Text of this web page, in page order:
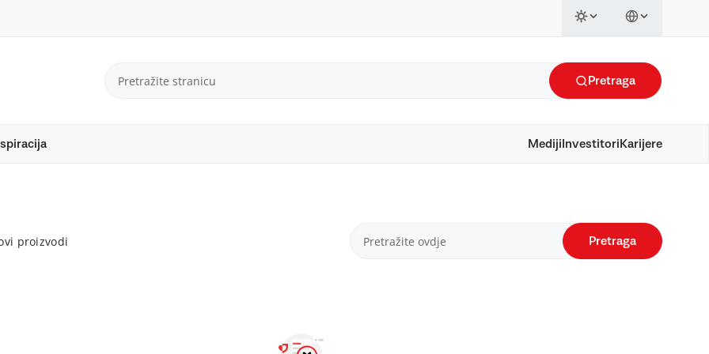
Pretraga
Mediji Investitori Karijere
proizvodi Pretraga